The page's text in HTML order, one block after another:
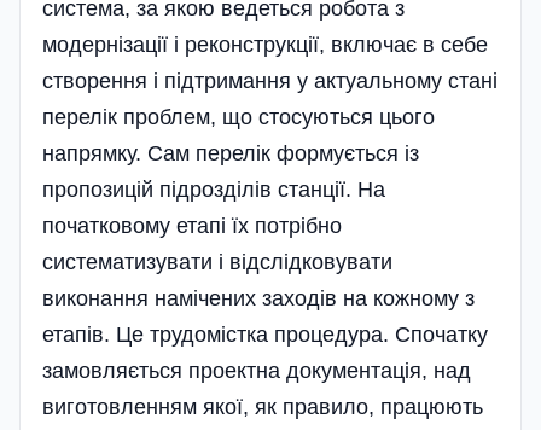
система, за якою ведеться робота з
модернізації і реконструкції, включає в себе
створення і підтримання у актуальному стані
перелік проблем, що стосуються цього
напрямку. Сам перелік формується із
пропозицій підрозділів станції. На
початковому етапі їх потрібно
систематизувати і відслідковувати
виконання намічених заходів на кожному з
етапів. Це трудомістка процедура. Спочатку
замовляється проектна документація, над
виготовленням якої, як правило, працюють